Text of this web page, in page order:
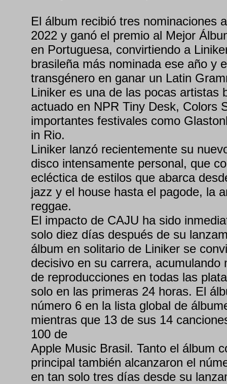
El álbum recibió tres nominaciones
2022 y ganó el premio al Mejor
en Portuguesa, convirtiendo a
brasileña más nominada ese año y
transgénero en ganar un Latin
Liniker es una de las pocas artistas
actuado en NPR Tiny Desk, Colors
importantes festivales como
in Rio.
Liniker lanzó recientemente su
disco intensamente personal, que
ecléctica de estilos que abarca
jazz y el house hasta el pagode, la
reggae.
El impacto de CAJU ha sido
solo diez días después de su
álbum en solitario de Liniker se
decisivo en su carrera, acumulando
de reproducciones en todas las
solo en las primeras 24 horas. El
número 6 en la lista global de
mientras que 13 de sus 14
100 de
Apple Music Brasil. Tanto el álbum
principal también alcanzaron el
en tan solo tres días desde su